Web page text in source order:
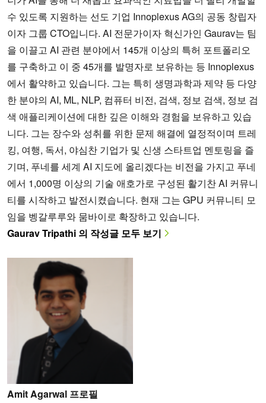
수 있도록 지원하는 선도 기업 Innoplexus AG의 공동 창립자
이자 그룹 CTO입니다. AI 전문가이자 혁신가인 Gaurav는 팀
을 이끌고 AI 관련 분야에서 145개 이상의 특허 포트폴리오
를 구축하고 이 중 45개를 발명자로 보유하는 등 Innoplexus
에서 활약하고 있습니다. 그는 특히 생명과학과 제약 등 다양
한 분야의 AI, ML, NLP, 컴퓨터 비전, 검색, 정보 검색, 정보 검
색 애플리케이션에 대한 깊은 이해와 경험을 보유하고 있습
니다. 그는 장수와 성취를 위한 문제 해결에 열정적이며 트레
킹, 여행, 독서, 야심찬 기업가 및 신생 스타트업 멘토링을 즐
기며, 푸네를 세계 AI 지도에 올리겠다는 비전을 가지고 푸네
에서 1,000명 이상의 기술 애호가로 구성된 활기찬 AI 커뮤니
티를 시작하고 발전시켰습니다. 현재 그는 GPU 커뮤니티 모
임을 벵갈루루와 뭄바이로 확장하고 있습니다.
Gaurav Tripathi 의 작성글 모두 보기
Amit Agarwal 프로필